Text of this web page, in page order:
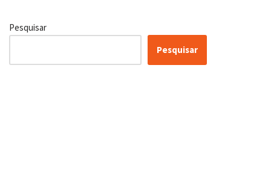
Pesquisar
Pesquisar